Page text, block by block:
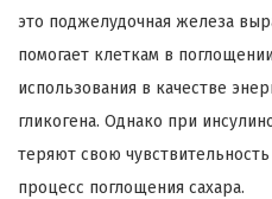
это поджелудочная железа
помогает клеткам в
использования в качестве
гликогена. Однако при
теряют свою
процесс поглощения сахара.